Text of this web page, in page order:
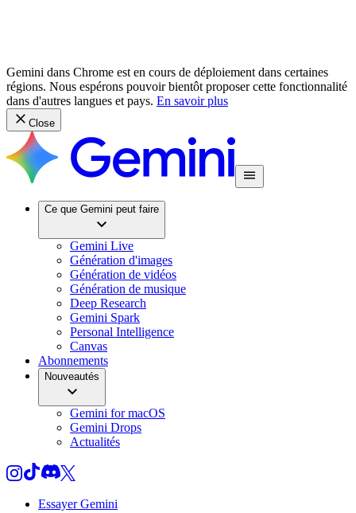
Gemini dans Chrome est en cours de déploiement dans certaines
régions. Nous espérons pouvoir bientôt proposer cette fonctionnalité
dans d'autres langues et pays. En savoir plus
Close
Ce que Gemini peut faire
Gemini Live
Génération d'images
Génération de vidéos
Génération de musique
Deep Research
Gemini Spark
Personal Intelligence
Canvas
Abonnements
Nouveautés
Gemini for macOS
Gemini Drops
Actualités
Essayer Gemini